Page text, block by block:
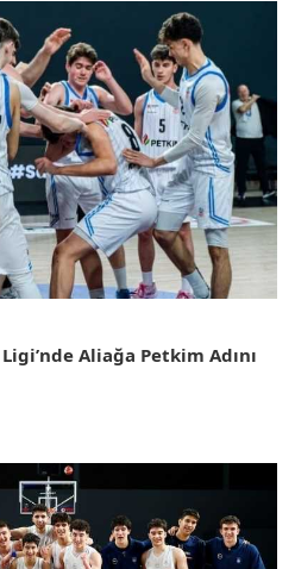
Aliağa Petkim Adını